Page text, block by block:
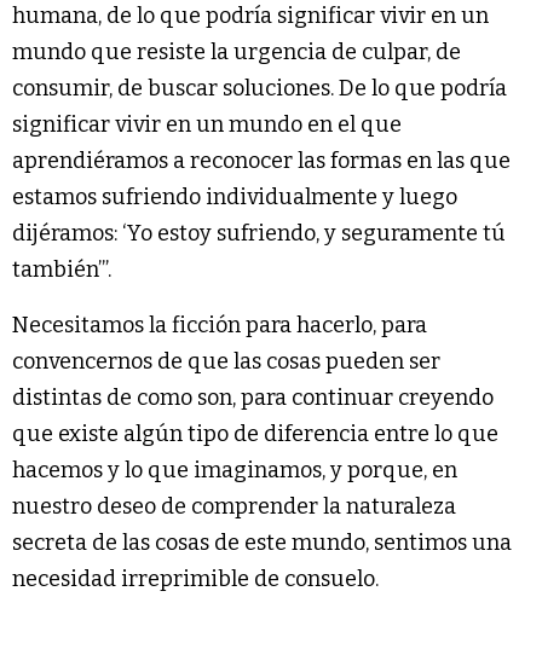
humana, de lo que podría significar vivir en un
mundo que resiste la urgencia de culpar, de
consumir, de buscar soluciones. De lo que podría
significar vivir en un mundo en el que
aprendiéramos a reconocer las formas en las que
estamos sufriendo individualmente y luego
dijéramos: ‘Yo estoy sufriendo, y seguramente tú
también’”.
Necesitamos la ficción para hacerlo, para
convencernos de que las cosas pueden ser
distintas de como son, para continuar creyendo
que existe algún tipo de diferencia entre lo que
hacemos y lo que imaginamos, y porque, en
nuestro deseo de comprender la naturaleza
secreta de las cosas de este mundo, sentimos una
necesidad irreprimible de consuelo.